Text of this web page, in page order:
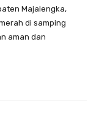
Majalengka,
di samping
aman dan